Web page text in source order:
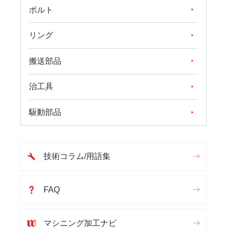
ボルト
リング
搬送部品
治工具
駆動部品
技術コラム/用語集
FAQ
マシニング加工ナビ